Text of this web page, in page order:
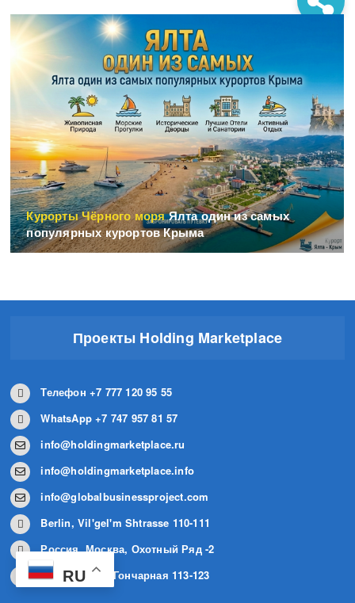
RU
Курорты Чёрного моряЯлта один из самых
популярных курортов Крыма
Проекты Holding Marketplace
Телефон +7 777 120 95 55
WhatsApp +7 747 957 81 57
info@holdingmarketplace.ru
info@holdingmarketplace.info
info@globalbusinessproject.com
Berlin, Vil'gel'm Shtrasse 110-111
Россия, Москва, Охотный Ряд -2
Алматы, 2-ая Гончарная 113-123